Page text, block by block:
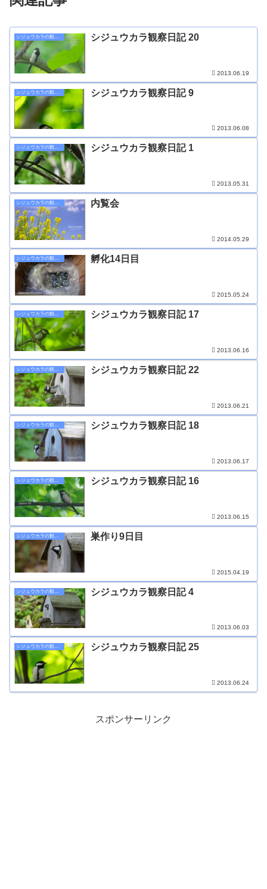
シジュウカラ観察日記 20
2013.06.19
シジュウカラ観察日記 9
2013.06.08
シジュウカラの観察日記 シジュウカラ観察日記 1
2013.05.31
シジュウカラの観察日記 内覧会
2014.05.29
シジュウカラの観察日記 孵化14日目
2015.05.24
シジュウカラの観察日記 シジュウカラ観察日記 17
2013.06.16
シジュウカラの観察日記 シジュウカラ観察日記 22
2013.06.21
シジュウカラの観察日記 シジュウカラ観察日記 18
2013.06.17
シジュウカラの観察日記 シジュウカラ観察日記 16
2013.06.15
巣作り9日目
2015.04.19
シジュウカラ観察日記 4
2013.06.03
シジュウカラの観察日記 シジュウカラ観察日記 25
2013.06.24
スポンサーリンク